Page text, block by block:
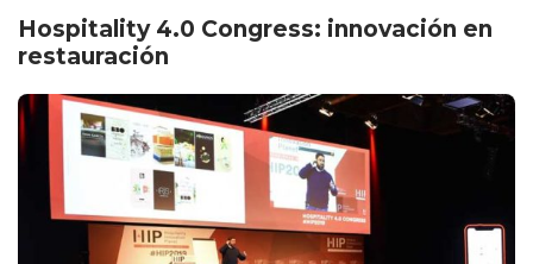
Hospitality 4.0 Congress: innovación en
restauración